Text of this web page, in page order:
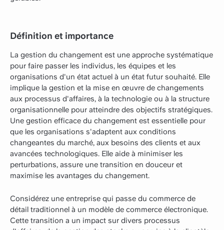
Définition et importance
La gestion du changement est une approche systématique
pour faire passer les individus, les équipes et les
organisations d'un état actuel à un état futur souhaité. Elle
implique la gestion et la mise en œuvre de changements
aux processus d'affaires, à la technologie ou à la structure
organisationnelle pour atteindre des objectifs stratégiques.
Une gestion efficace du changement est essentielle pour
que les organisations s'adaptent aux conditions
changeantes du marché, aux besoins des clients et aux
avancées technologiques. Elle aide à minimiser les
perturbations, assure une transition en douceur et
maximise les avantages du changement.
Considérez une entreprise qui passe du commerce de
détail traditionnel à un modèle de commerce électronique.
Cette transition a un impact sur divers processus